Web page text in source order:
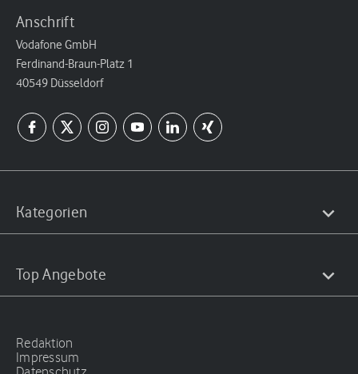
Anschrift
Vodafone GmbH
Ferdinand-Braun-Platz 1
40549 Düsseldorf
Kategorien
Top Angebote
Redaktion
Impressum